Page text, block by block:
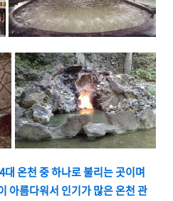
온천 중 하나로 불리는 곳이며
아름다워서 인기가 많은 온천 관